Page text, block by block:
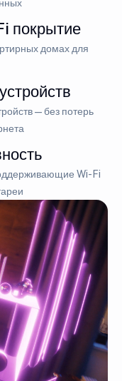
покрытие
домах для
— без потерь
Wi-Fi